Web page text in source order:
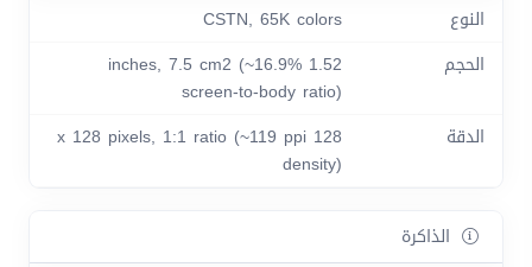
النوع
CSTN, 65K colors
الحجم
1.52 inches, 7.5 cm2 (~16.9%
screen-to-body ratio)
الدقة
128 x 128 pixels, 1:1 ratio (~119 ppi
density)
الذاكرة